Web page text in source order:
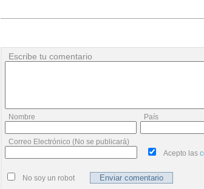
Escribe tu comentario
Nombre País
Correo Electrónico (No se publicará)
Acepto las
No soy un robot